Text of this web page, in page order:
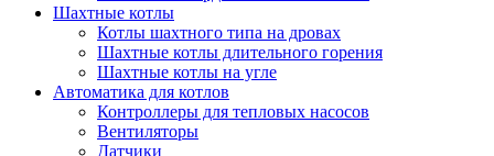
Шахтные котлы
Котлы шахтного типа на дровах
Шахтные котлы длительного горения
Шахтные котлы на угле
Автоматика для котлов
Контроллеры для тепловых насосов
Вентиляторы
Датчики